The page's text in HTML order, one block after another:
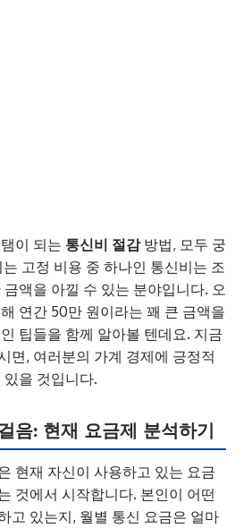
이 되는 통신비 절감방법, 모두 궁
고정 비용 중 하나인 통신비는 조
액을 아낄 수 있는 분야입니다. 오
연간 50만 원이라는 꽤 큰 금액을
팁들을 함께 알아볼 텐데요. 지금
면, 여러분의 가계 경제에 긍정적
을 것입니다.
음: 현재 요금제 분석하기
현재 자신이 사용하고 있는 요금
것에서 시작합니다. 본인이 어떤
고 있는지, 월별 통신 요금은 얼마